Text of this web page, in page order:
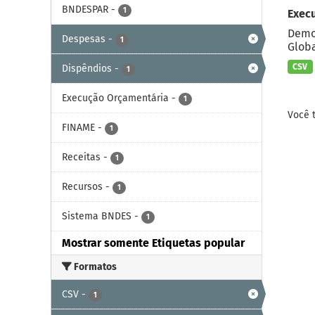
BNDESPAR - 1
Despesas - 1
Dispêndios - 1
Execução Orçamentária - 1
FINAME - 1
Receitas - 1
Recursos - 1
Sistema BNDES - 1
Mostrar somente Etiquetas popular
Formatos
CSV - 1
CSV
Você